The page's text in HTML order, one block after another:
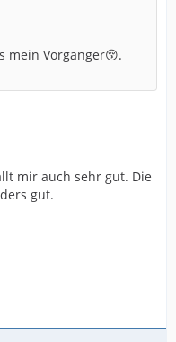
mein Vorgänger😚.
mir auch sehr gut. Die
gut.